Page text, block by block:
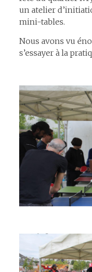
un atelier
mini-tables.
Nous avons vu
s’essayer à la